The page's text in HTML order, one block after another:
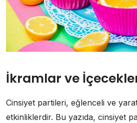
İkramlar ve
Cinsiyet partileri, eğlenceli ve
etkinliklerdir. Bu yazıda, cinsiyet